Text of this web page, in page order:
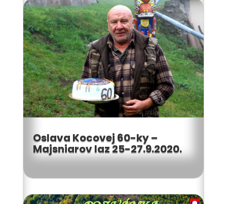
Oslava Kocovej 60-ky –
Majsniarov laz 25-27.9.2020.